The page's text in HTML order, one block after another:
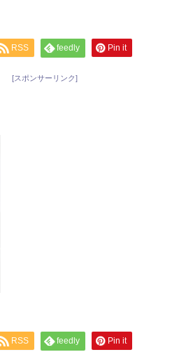
RSS feedly Pin it
[スポンサーリンク]
RSS feedly Pin it